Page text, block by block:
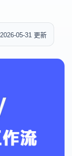
2026-05-31 更新